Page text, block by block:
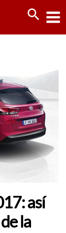
así
la